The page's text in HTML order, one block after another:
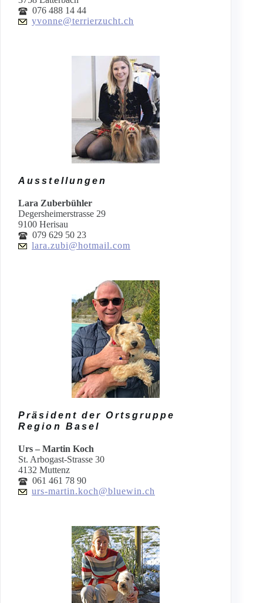
076 488 14 44
yvonne@terrierzucht.ch
Ausstellungen
Lara Zuberbühler
Degersheimerstrasse 29
9100 Herisau
079 629 50 23
lara.zubi@hotmail.com
Präsident der Ortsgruppe
Region Basel
Urs – Martin Koch
St. Arbogast-Strasse 30
4132 Muttenz
061 461 78 90
urs-martin.koch@bluewin.ch